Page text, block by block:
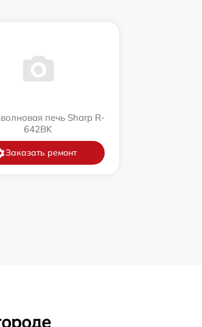
печь Sharp R-
642BK
Заказать ремонт